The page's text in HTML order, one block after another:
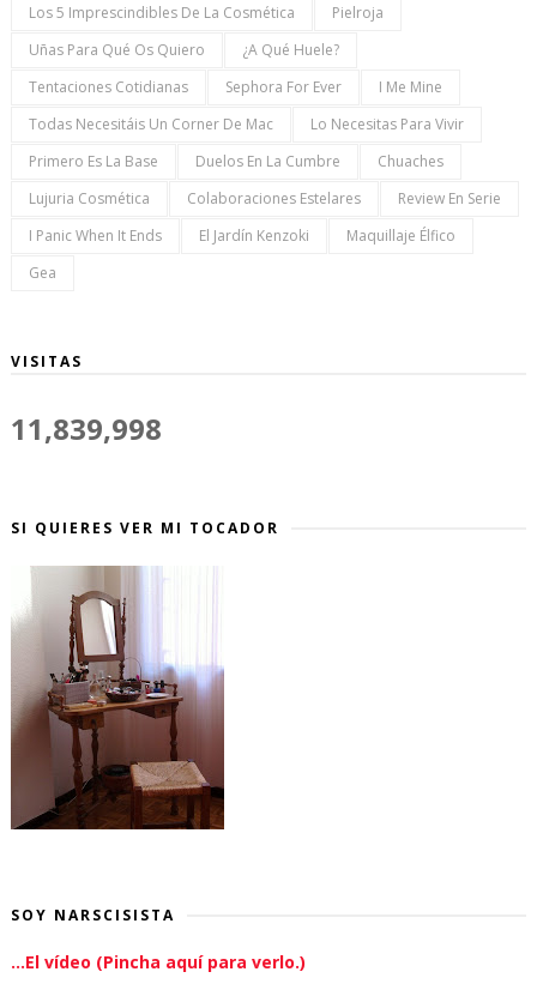
Los 5 Imprescindibles De La Cosmética
Pielroja
Uñas Para Qué Os Quiero
¿a Qué Huele?
Tentaciones Cotidianas
Sephora For Ever
I Me Mine
Todas Necesitáis Un Corner De Mac
Lo Necesitas Para Vivir
Primero Es La Base
Duelos En La Cumbre
Chuaches
Lujuria Cosmética
Colaboraciones Estelares
Review En Serie
I Panic When It Ends
El Jardín Kenzoki
Maquillaje Élfico
Gea
VISITAS
11,839,998
SI QUIERES VER MI TOCADOR
SOY NARSCISISTA
...El vídeo (Pincha aquí para verlo.)